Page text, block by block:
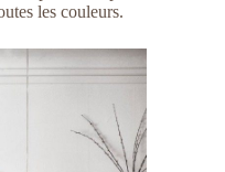
les couleurs.